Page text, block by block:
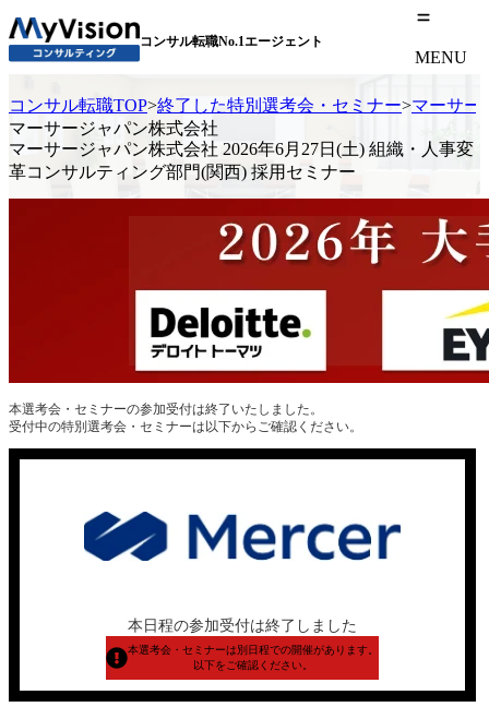
コンサル転職No.1エージェント
MENU
コンサル転職TOP>終了した特別選考会・セミナー>マーサー
マーサージャパン株式会社
マーサージャパン株式会社 2026年6月27日(土) 組織・人事変
革コンサルティング部門(関西) 採用セミナー
本選考会・セミナーの参加受付は終了いたしました。
受付中の特別選考会・セミナーは以下からご確認ください。
本日程の参加受付は終了しました
本選考会・セミナーは別日程での開催があります。
以下をご確認ください。